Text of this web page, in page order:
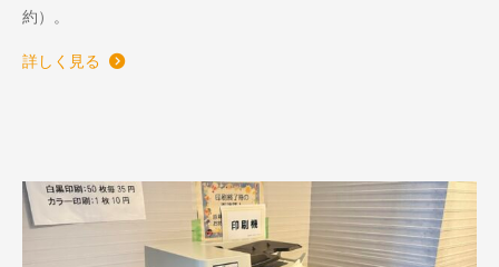
約）。
詳しく見る